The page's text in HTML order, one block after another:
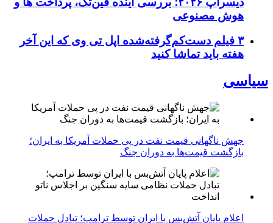
هوش مصنوعی
۳ فیلم دست‌کم‌گرفته‌شده اپل تی وی که این آخر
هفته باید تماشا کنید
سیاسی
جهش ناگهانی قیمت نفت در پی حملات آمریکا به ایران؛
بازگشت قیمت‌ها به دوران جنگ
اعلام پایان آتش‌بس با ایران توسط ترامپ؛ تبادل حملات